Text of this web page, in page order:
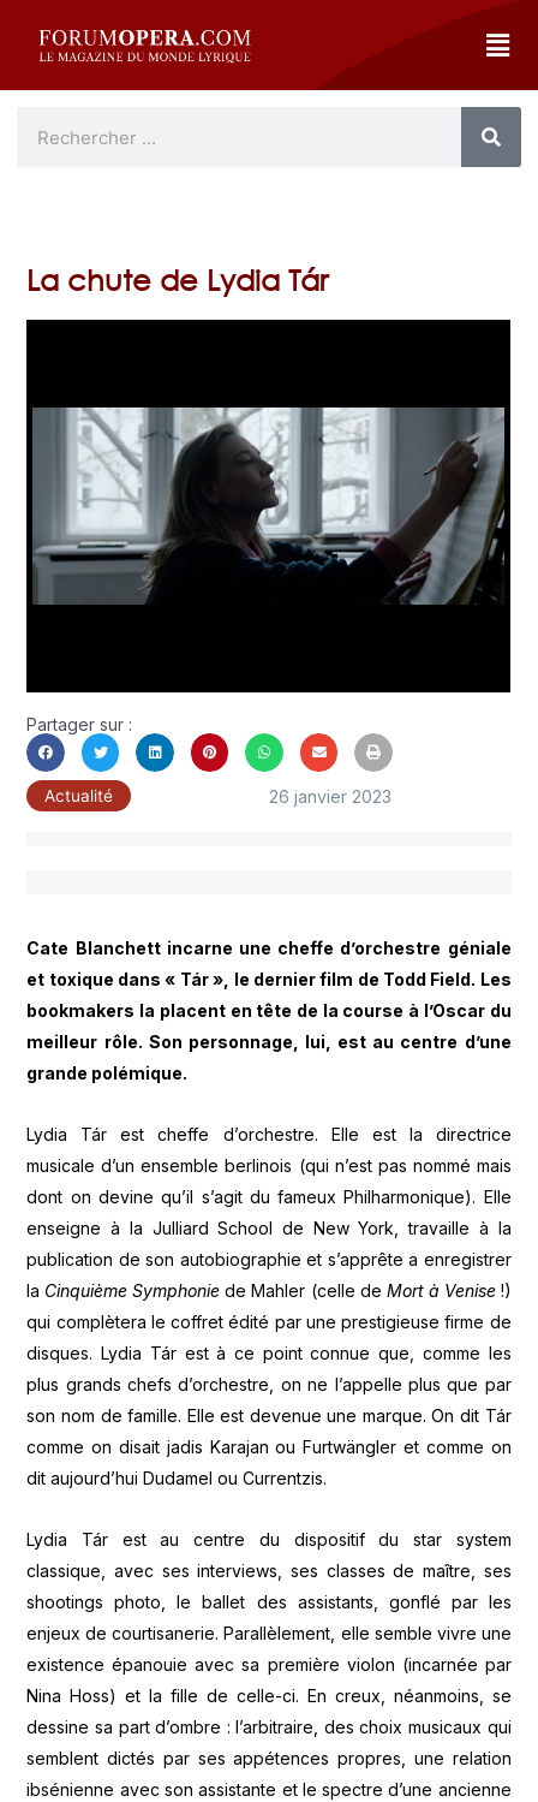
La chute de Lydia Tár
Partager sur :
Actualité 26 janvier 2023
Cate Blanchett incarne une cheffe d’orchestre géniale
et toxique dans « Tár », le dernier film de Todd Field. Les
bookmakers la placent en tête de la course à l’Oscar du
meilleur rôle. Son personnage, lui, est au centre d’une
grande polémique.
Lydia Tár est cheffe d’orchestre. Elle est la directrice
musicale d’un ensemble berlinois (qui n’est pas nommé mais
dont on devine qu’il s’agit du fameux Philharmonique). Elle
enseigne à la Julliard School de New York, travaille à la
publication de son autobiographie et s’apprête a enregistrer
la Cinquième Symphonie de Mahler (celle de Mort à Venise!)
qui complètera le coffret édité par une prestigieuse firme de
disques. Lydia Tár est à ce point connue que, comme les
plus grands chefs d’orchestre, on ne l’appelle plus que par
son nom de famille. Elle est devenue une marque. On dit Tár
comme on disait jadis Karajan ou Furtwängler et comme on
dit aujourd’hui Dudamel ou Currentzis.
Lydia Tár est au centre du dispositif du star system
classique, avec ses interviews, ses classes de maître, ses
shootings photo, le ballet des assistants, gonflé par les
enjeux de courtisanerie. Parallèlement, elle semble vivre une
existence épanouie avec sa première violon (incarnée par
Nina Hoss) et la fille de celle-ci. En creux, néanmoins, se
dessine sa part d’ombre : l’arbitraire, des choix musicaux qui
semblent dictés par ses appétences propres, une relation
ibsénienne avec son assistante et le spectre d’une ancienne